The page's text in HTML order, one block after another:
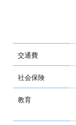
交通費
社会保険
教育